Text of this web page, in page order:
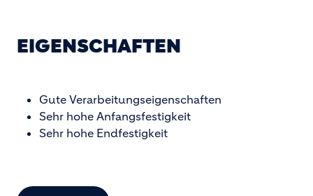
EIGENSCHAFTEN
Gute Verarbeitungseigenschaften
Sehr hohe Anfangsfestigkeit
Sehr hohe Endfestigkeit